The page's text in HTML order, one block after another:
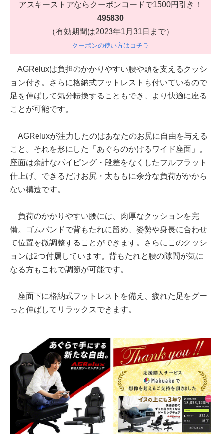
アスキーストアならクーポンコードで1500円引き！
495830
（有効期間は2023年1月31日まで）
クーポンの使い方はコチラ
AGReluxは負担のかかりやすい腰や頭を支えるクッシ
ョン付き。さらに格納式フットレストも付いているので
足を伸ばして気分転換することもでき、より快適に座る
ことが可能です。
AGReluxが注力したのはあなたのお尻に自由を与える
こと。それを形にした「あぐらのかけるワイド座面」。
座面は余計なパイピング・段差をなくしたフルフラット
仕上げ。できるだけお尻・太ももに余分な負荷がかから
ない構造です。
負荷のかかりやすい腰には、肉厚なクッションを完
備。ゴムバンドで背もたれに留め、姿勢や身長に合わせ
て位置を微調整することができます。さらにこのクッシ
ョンは2つ付属しています。背もたれと腰の隙間が気に
なる方もこれで調節が可能です。
座面下に格納式フットレストを備え、疲れた足をグー
っと伸ばしてリラックスできます。